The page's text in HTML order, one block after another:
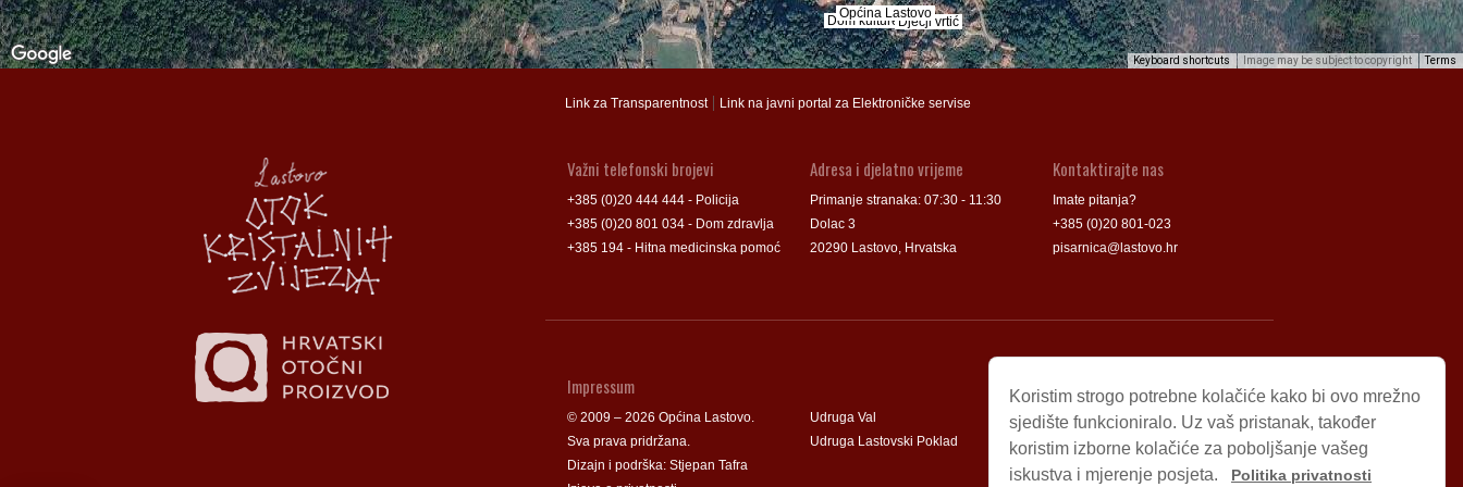
Općina Lastovo
Dječji vrtić
Dom kulture
Općina Lastovo
Dječji vrtić
Dom kulture
Keyboard shortcuts Image may be subject to copyright Terms
Link za Transparentnost| Link na javni portal za Elektroničke servise
Kontaktirajte nas
Imate pitanja?
+385 (0)20 801-023
pisarnica@lastovo.hr
Adresa i djelatno vrijeme
Primanje stranaka: 07:30 - 11:30
Dolac 3
20290 Lastovo, Hrvatska
Važni telefonski brojevi
+385 (0)20 444 444 - Policija
+385 (0)20 801 034 - Dom zdravlja
+385 194 - Hitna medicinska pomoć
Korisni linkovi
Udruga „Rukatac i piculja”
Turistička zajednica Općine Lastovo
Park prirode „Lastovsko otočje”
Udruga Val
Udruga Lastovski Poklad
Impressum
© 2009 – 2026 Općina Lastovo.
Sva prava pridržana.
Dizajn i podrška: Stjepan Tafra
Koristim strogo potrebne kolačiće kako bi ovo mrežno
sjedište funkcioniralo. Uz vaš pristanak, također
koristim izborne kolačiće za poboljšanje vašeg
iskustva i mjerenje posjeta.
Politika privatnosti